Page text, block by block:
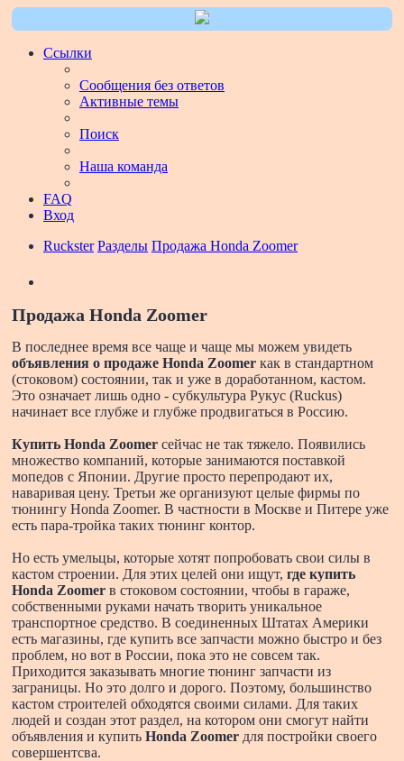
Ссылки
Сообщения без ответов
Активные темы
Поиск
Наша команда
FAQ
Вход
Ruckster Разделы Продажа Honda Zoomer
Продажа Honda Zoomer
В последнее время все чаще и чаще мы можем увидеть
объявления о продаже Honda Zoomer как в стандартном
(стоковом) состоянии, так и уже в доработанном, кастом.
Это означает лишь одно - субкультура Рукус (Ruckus)
начинает все глубже и глубже продвигаться в Россию.
Купить Honda Zoomer сейчас не так тяжело. Появились
множество компаний, которые занимаются поставкой
мопедов с Японии. Другие просто перепродают их,
наваривая цену. Третьи же организуют целые фирмы по
тюнингу Honda Zoomer. В частности в Москве и Питере уже
есть пара-тройка таких тюнинг контор.
Но есть умельцы, которые хотят попробовать свои силы в
кастом строении. Для этих целей они ищут, где купить
Honda Zoomer в стоковом состоянии, чтобы в гараже,
собственными руками начать творить уникальное
транспортное средство. В соединенных Штатах Америки
есть магазины, где купить все запчасти можно быстро и без
проблем, но вот в России, пока это не совсем так.
Приходится заказывать многие тюнинг запчасти из
заграницы. Но это долго и дорого. Поэтому, большинство
кастом строителей обходятся своими силами. Для таких
людей и создан этот раздел, на котором они смогут найти
объявления и купить Honda Zoomer для постройки своего
совершентсва.